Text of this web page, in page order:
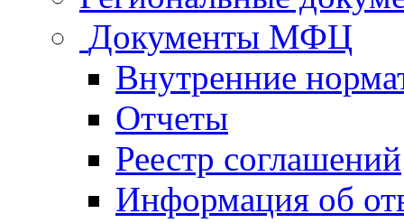
Документы МФЦ
Внутренние
Отчеты
Реестр соглашений
Информация об